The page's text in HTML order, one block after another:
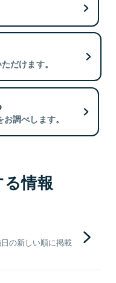
だけます。
調べします。
情報
の新しい順に掲載